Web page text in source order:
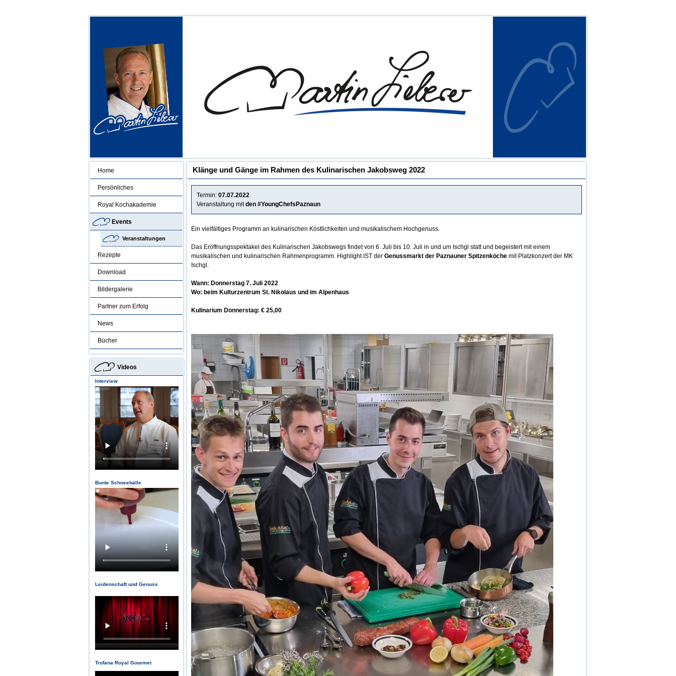
Home
Persönliches
Royal Kochakademie
Events
Veranstaltungen
Rezepte
Download
Bildergalerie
Partner zum Erfolg
News
Bücher
Videos
Interview
Bunte Schneebälle
Leidenschaft und Genuss
Trofana Royal Gourmet
Klänge und Gänge im Rahmen des Kulinarischen Jakobsweg 2022
Termin: 07.07.2022
Veranstaltung mitden #YoungChefsPaznaun
Ein vielfältiges Programm an kulinarischen Köstlichkeiten und musikalischem Hochgenuss.
Das Eröffnungsspektakel des Kulinarischen Jakobswegs findet von 6. Juli bis 10. Juli in und um Ischgl statt und begeistert mit einem
musikalischen und kulinarischen Rahmenprogramm. Highlight IST der Genussmarkt der Paznauner Spitzenköche mit Platzkonzert der MK
Ischgl.
Wann: Donnerstag 7. Juli 2022
Wo: beim Kulturzentrum St. Nikolaus und im Alpenhaus
Kulinarium Donnerstag: € 25,00